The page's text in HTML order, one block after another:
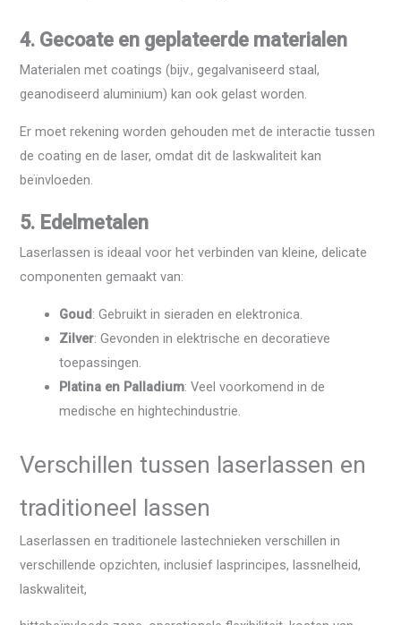
4. Gecoate en geplateerde materialen
Materialen met coatings (bijv., gegalvaniseerd staal,
geanodiseerd aluminium) kan ook gelast worden.
Er moet rekening worden gehouden met de interactie tussen
de coating en de laser, omdat dit de laskwaliteit kan
beïnvloeden.
5. Edelmetalen
Laserlassen is ideaal voor het verbinden van kleine, delicate
componenten gemaakt van:
Goud: Gebruikt in sieraden en elektronica.
Zilver: Gevonden in elektrische en decoratieve
toepassingen.
Platina en Palladium: Veel voorkomend in de
medische en hightechindustrie.
Verschillen tussen laserlassen en
traditioneel lassen
Laserlassen en traditionele lastechnieken verschillen in
verschillende opzichten, inclusief lasprincipes, lassnelheid,
laskwaliteit,